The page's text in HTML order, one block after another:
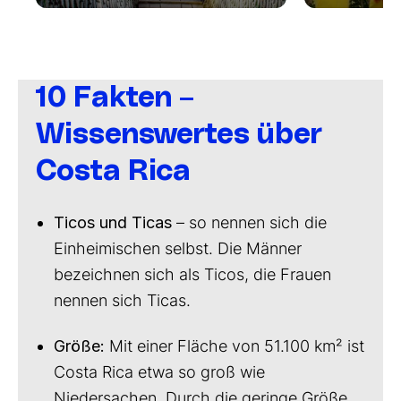
10 Fakten –
Wissenswertes über
Costa Rica
Ticos und Ticas – so nennen sich die
Einheimischen selbst. Die Männer
bezeichnen sich als Ticos, die Frauen
nennen sich Ticas.
Größe: Mit einer Fläche von 51.100 km² ist
Costa Rica etwa so groß wie